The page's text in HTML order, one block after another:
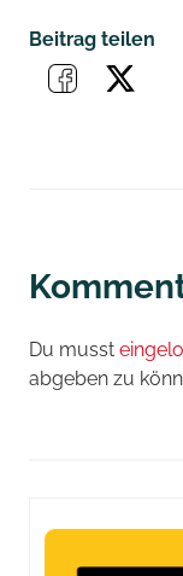
Beitrag teilen
Du musst
abgeben zu